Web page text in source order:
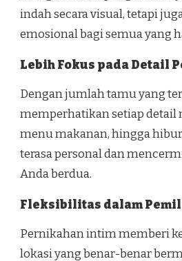
indah secara visual, tetapi
emosional bagi semua yang
Lebih Fokus pada Detail
Dengan jumlah tamu yang
memperhatikan setiap detail
menu makanan, hingga
terasa personal dan
Anda berdua.
Fleksibilitas dalam
Pernikahan intim memberi
lokasi yang benar-benar